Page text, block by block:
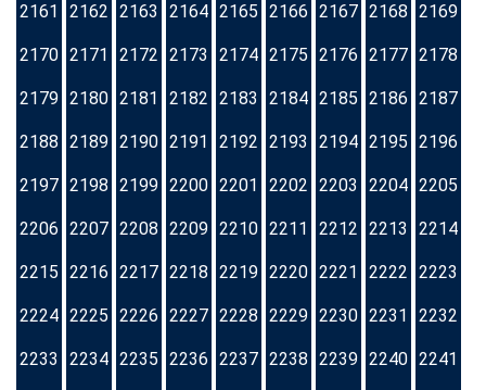
2161 2162 2163 2164 2165 2166 2167 2168 2169
2170 2171 2172 2173 2174 2175 2176 2177 2178
2179 2180 2181 2182 2183 2184 2185 2186 2187
2188 2189 2190 2191 2192 2193 2194 2195 2196
2197 2198 2199 2200 2201 2202 2203 2204 2205
2206 2207 2208 2209 2210 2211 2212 2213 2214
2215 2216 2217 2218 2219 2220 2221 2222 2223
2224 2225 2226 2227 2228 2229 2230 2231 2232
2233 2234 2235 2236 2237 2238 2239 2240 2241